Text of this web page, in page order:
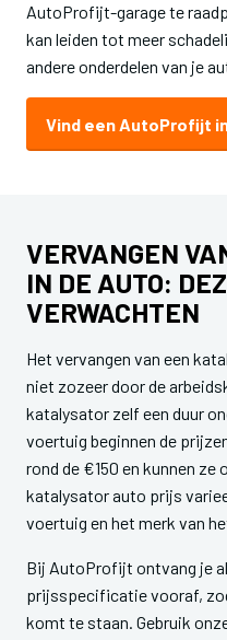
AutoProfijt-garage te
kan leiden tot meer
andere onderdelen van je
Vind een AutoProfijt
VERVANGEN
IN DE AUTO:
VERWACHTEN
Het vervangen van een
niet zozeer door de
katalysator zelf een duur
voertuig beginnen de
rond de €150 en kunnen
katalysator auto prijs
voertuig en het merk van
Bij AutoProfijt ontvang je
prijsspecificatie vooraf,
komt te staan. Gebruik